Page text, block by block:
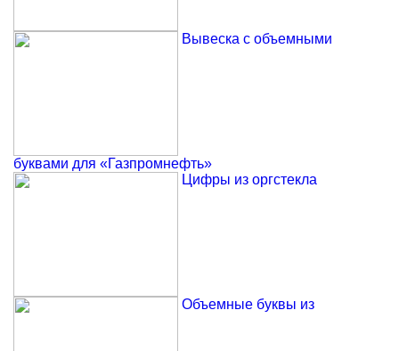
Вывеска с объемными
буквами для «Газпромнефть»
Цифры из оргстекла
Объемные буквы из